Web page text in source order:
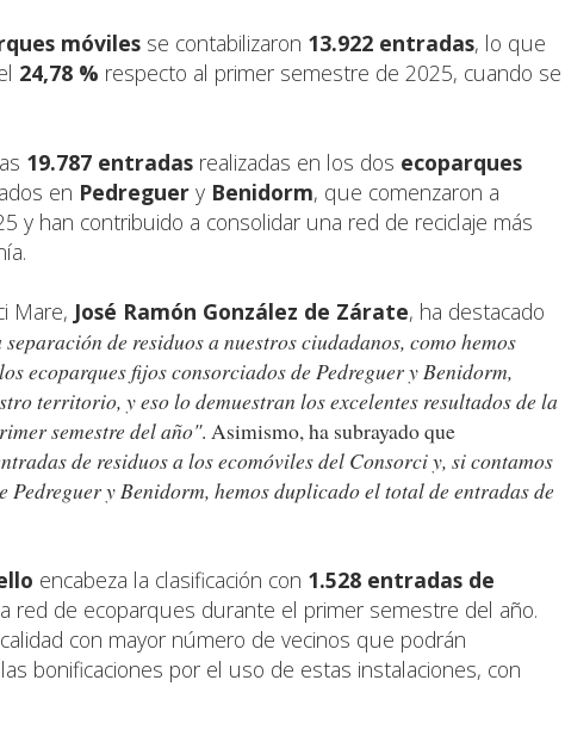
móviles se contabilizaron 13.922 entradas, lo que
24,78 % respecto al primer semestre de 2025, cuando se
19.787 entradas realizadas en los dos ecoparques
en Pedreguer y Benidorm, que comenzaron a
y han contribuido a consolidar una red de reciclaje más
Mare, José Ramón González de Zárate, ha destacado
de residuos a nuestros ciudadanos, como hemos
ecoparques fijos consorciados de Pedreguer y Benidorm,
territorio, y eso lo demuestran los excelentes resultados de la
semestre del año". Asimismo, ha subrayado que
de residuos a los ecomóviles del Consorci y, si contamos
Pedreguer y Benidorm, hemos duplicado el total de entradas de
encabeza la clasificación con 1.528 entradas de
red de ecoparques durante el primer semestre del año.
con mayor número de vecinos que podrán
bonificaciones por el uso de estas instalaciones, con